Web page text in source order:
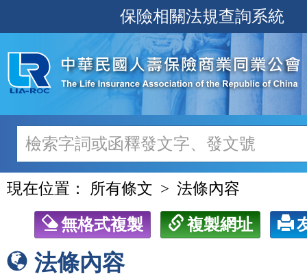
至
主
內
容
保險相關法規查詢系統
現在位置： 所有條文 法條內容
無格式複製 複製網址
法條內容